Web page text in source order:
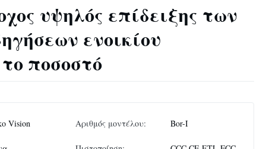
υψηλός επίδειξης των
ενοικίου
ποσοστό
Vision Αριθμός μοντέλου: Bor-Ι